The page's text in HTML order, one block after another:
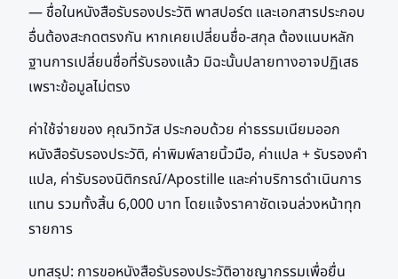
— ชื่อในหนังสือรับรองประวัติ พาสปอร์ต และเอกสารประกอบ
อื่นต้องสะกดตรงกัน หากเคยเปลี่ยนชื่อ-สกุล ต้องแนบหลัก
ฐานการเปลี่ยนชื่อที่รับรองแล้ว มิฉะนั้นปลายทางอาจปฏิเสธ
เพราะข้อมูลไม่ตรง
ค่าใช้จ่ายของ คุณวิทวัส ประกอบด้วย ค่าธรรมเนียมออก
หนังสือรับรองประวัติ, ค่าพิมพ์ลายนิ้วมือ, ค่าแปล + รับรองคำ
แปล, ค่ารับรองนิติกรณ์/Apostille และค่าบริการดำเนินการ
แทน รวมทั้งสิ้น 6,000 บาท โดยแจ้งราคาชัดเจนล่วงหน้าทุก
รายการ
บทสรุป: การขอหนังสือรับรองประวัติอาชญากรรมเพื่อยื่น